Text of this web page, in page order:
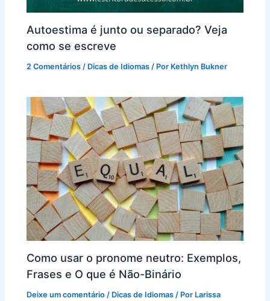
Autoestima é junto ou separado? Veja
como se escreve
2 Comentários / Dicas de Idiomas / Por Kethlyn Bukner
Como usar o pronome neutro: Exemplos,
Frases e O que é Não-Binário
Deixe um comentário / Dicas de Idiomas / Por Larissa